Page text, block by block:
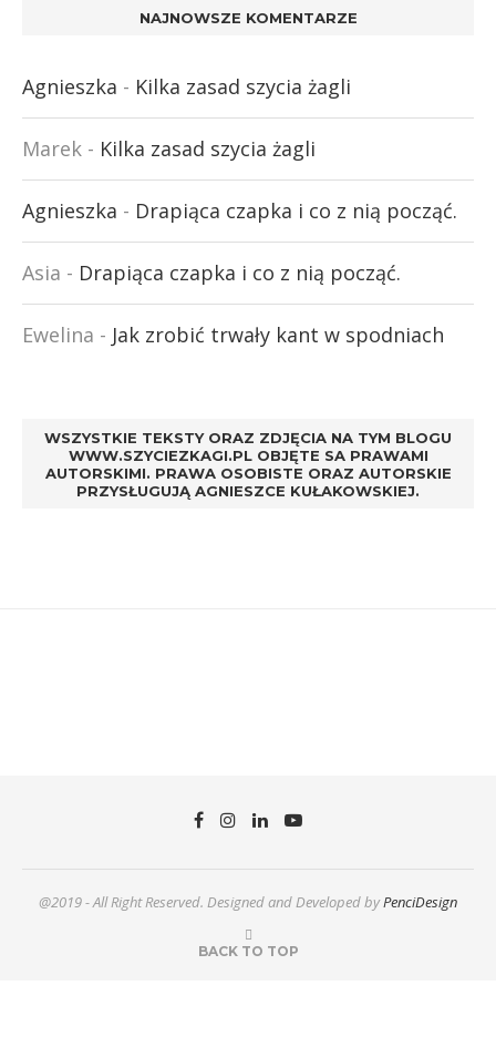
NAJNOWSZE KOMENTARZE
Agnieszka - Kilka zasad szycia żagli
Marek - Kilka zasad szycia żagli
Agnieszka - Drapiąca czapka i co z nią począć.
Asia - Drapiąca czapka i co z nią począć.
Ewelina - Jak zrobić trwały kant w spodniach
WSZYSTKIE TEKSTY ORAZ ZDJĘCIA NA TYM BLOGU
WWW.SZYCIEZKAGI.PL OBJĘTE SA PRAWAMI
AUTORSKIMI. PRAWA OSOBISTE ORAZ AUTORSKIE
PRZYSŁUGUJĄ AGNIESZCE KUŁAKOWSKIEJ.
@2019 - All Right Reserved. Designed and Developed byPenciDesign
BACK TO TOP